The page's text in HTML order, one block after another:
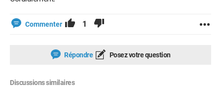
Commenter 1
Répondre Posez votre question
Discussions similaires